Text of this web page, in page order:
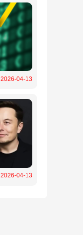
2026-04-13
2026-04-13